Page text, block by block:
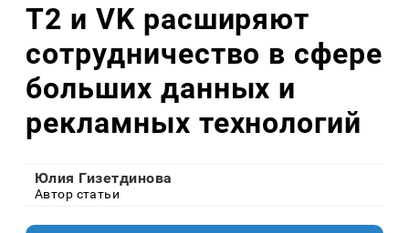
Т2 и VK расширяют
сотрудничество в сфере
больших данных и
рекламных технологий
Юлия Гизетдинова
Автор статьи